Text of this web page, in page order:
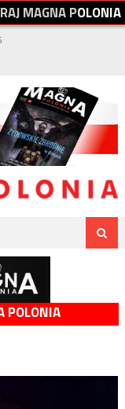
RAJMAGNAPOLONIA
POLONIA